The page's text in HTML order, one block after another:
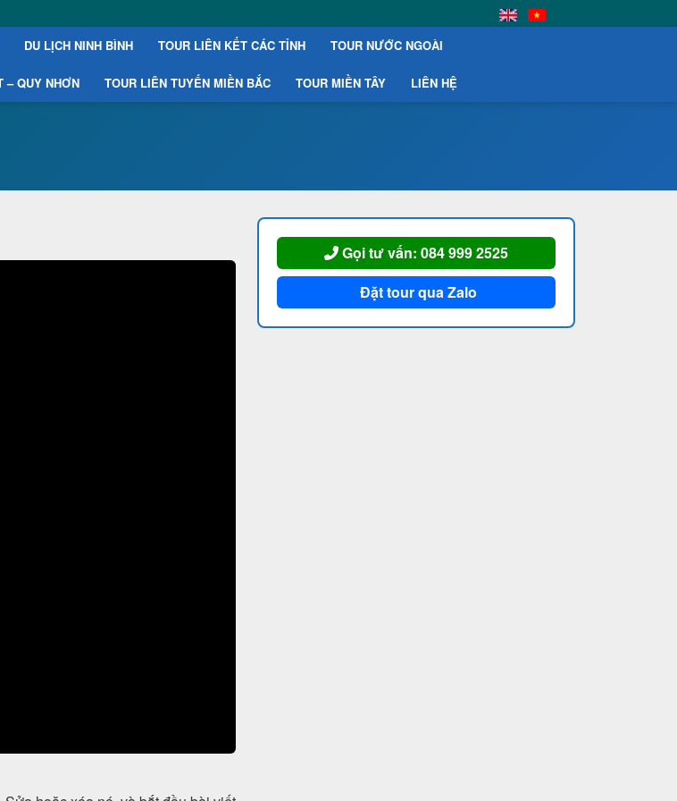
DU LỊCH NINH BÌNH TOUR LIÊN KẾT CÁC TỈNH TOUR NƯỚC NGOÀI
– QUY NHƠN TOUR LIÊN TUYẾN MIỀN BẮC TOUR MIỀN TÂY LIÊN HỆ
Gọi tư vấn: 084 999 2525
Đặt tour qua Zalo